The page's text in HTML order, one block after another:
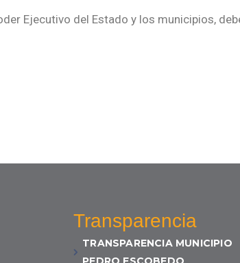
Ejecutivo del Estado y los municipios,
Transparencia
TRANSPARENCIA MUNICIPIO